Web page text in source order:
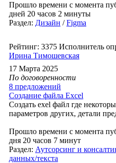
Прошло времени с момента
дней 20 часов 2 минуты
Раздел: Дизайн /Figma
Рейтинг: 3375 Исполнитель
Ирина Тимошевская
17 Марта 2025
По договоренности
8 предложений
Создание файла Excel
Создать exel файл где
параметров других, детали
Прошло времени с момента
дня 20 часов 7 минут
Раздел: Аутсорсинг и
данных/текста